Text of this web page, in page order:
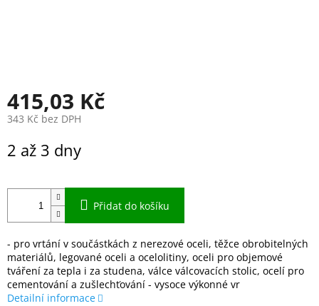
415,03 Kč
343 Kč bez DPH
cena:
2 až 3 dny
Přidat do košíku
- pro vrtání v součástkách z nerezové oceli, těžce obrobitelných
materiálů, legované oceli a ocelolitiny, oceli pro objemové
tváření za tepla i za studena, válce válcovacích stolic, ocelí pro
cementování a zušlechťování - vysoce výkonné vr
Detailní informace